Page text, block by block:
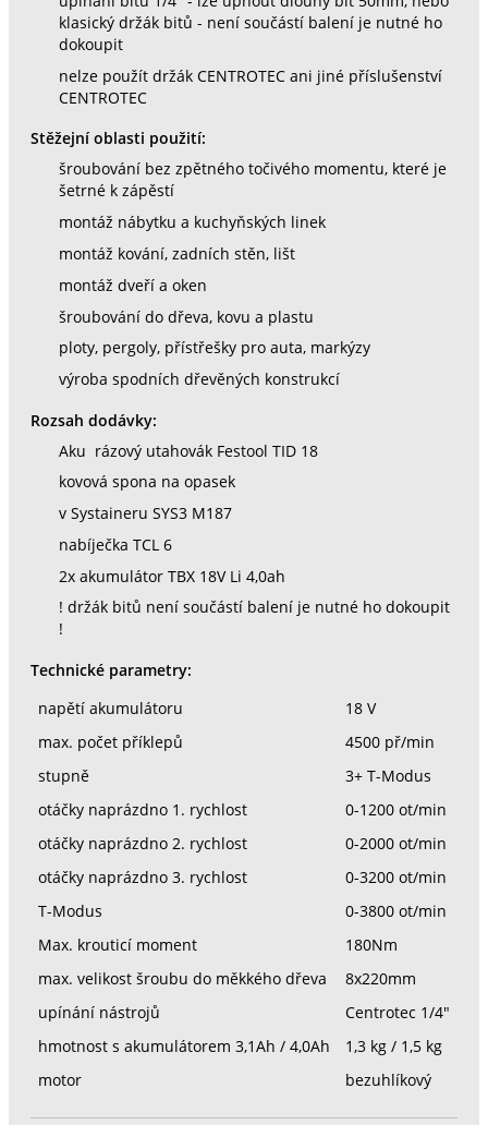
klasický držák bitů - není součástí balení je nutné ho
dokoupit
nelze použít držák CENTROTEC ani jiné příslušenství
CENTROTEC
Stěžejní oblasti použití:
šroubování bez zpětného točivého momentu, které je
šetrné k zápěstí
montáž nábytku a kuchyňských linek
montáž kování, zadních stěn, lišt
montáž dveří a oken
šroubování do dřeva, kovu a plastu
ploty, pergoly, přístřešky pro auta, markýzy
výroba spodních dřevěných konstrukcí
Rozsah dodávky:
Aku rázový utahovák Festool TID 18
kovová spona na opasek
v Systaineru SYS3 M187
nabíječka TCL 6
2x akumulátor TBX 18V Li 4,0ah
! držák bitů není součástí balení je nutné ho dokoupit
!
Technické parametry:
napětí akumulátoru
18 V
max. počet příklepů
4500 př/min
stupně
3+ T-Modus
otáčky naprázdno 1. rychlost
0-1200 ot/min
otáčky naprázdno 2. rychlost
0-2000 ot/min
otáčky naprázdno 3. rychlost
0-3200 ot/min
T-Modus
0-3800 ot/min
Max. krouticí moment
180Nm
max. velikost šroubu do měkkého dřeva
8x220mm
upínání nástrojů
Centrotec 1/4"
hmotnost s akumulátorem 3,1Ah / 4,0Ah
1,3 kg / 1,5 kg
motor
bezuhlíkový